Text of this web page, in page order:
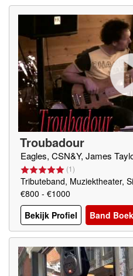
Troubadour
Eagles, CSN&Y, James
(1)
Tributeband, Muziektheater,
€800 - €1000
Bekijk Profiel
Band